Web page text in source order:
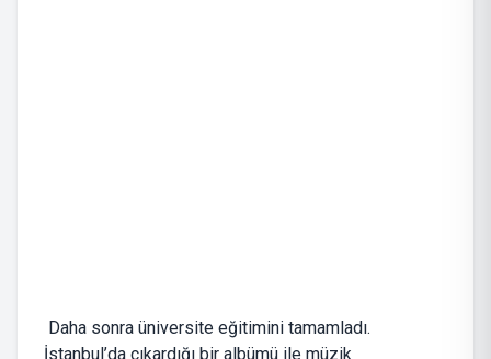
Daha sonra üniversite eğitimini tamamladı.
İstanbul’da çıkardığı bir albümü ile müzik